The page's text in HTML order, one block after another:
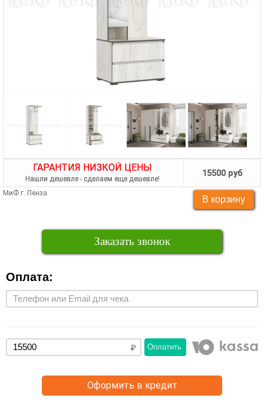
ГАРАНТИЯ НИЗКОЙ ЦЕНЫ
Нашли дешевле - сделаем еще дешевле!
15500 руб
МиФ г. Пенза
Заказать звонок
Оплата:
Оплатить
Оформить в кредит